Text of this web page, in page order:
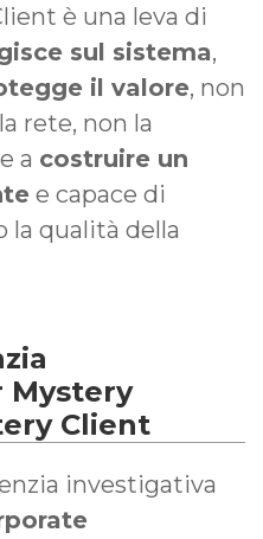
è una leva di
sul sistema,
il valore, non
rete, non la
a costruire un
e capace di
qualità della
Mystery
Client
investigativa